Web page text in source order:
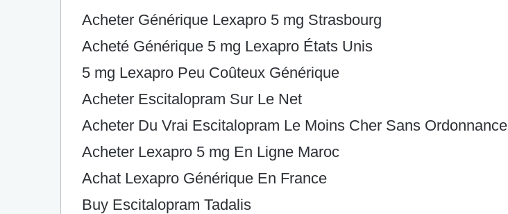
Acheter Générique Lexapro 5 mg Strasbourg
Acheté Générique 5 mg Lexapro États Unis
5 mg Lexapro Peu Coûteux Générique
Acheter Escitalopram Sur Le Net
Acheter Du Vrai Escitalopram Le Moins Cher Sans Ordonnance
Acheter Lexapro 5 mg En Ligne Maroc
Achat Lexapro Générique En France
Buy Escitalopram Tadalis